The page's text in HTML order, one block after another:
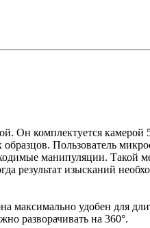
Он комплектуется камерой
Пользователь
манипуляции. Такой
результат изысканий
максимально удобен для
разворачивать на 360°.